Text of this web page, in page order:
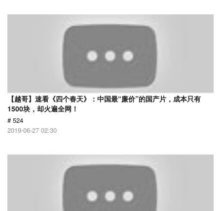
【越哥】速看《四个春天》：中国最“廉价”的国产片，成本只有
1500块，却火遍全网！
# 524
2019-06-27 02:30